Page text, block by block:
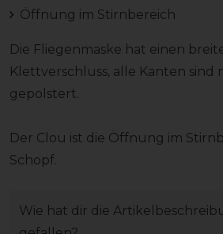
Öffnung im Stirnbereich
Die Fliegenmaske hat einen
Klettverschluss, alle Kanten sind
gepolstert.
Der Clou ist die Öffnung im
Schopf.
Wie hat dir die